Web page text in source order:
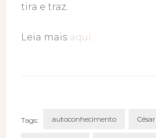
tira e traz.
Leia mais aqui.
Tags: autoconhecimento